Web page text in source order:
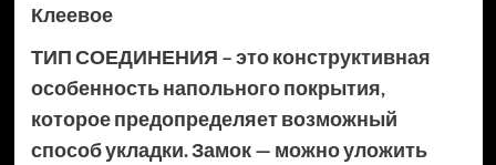
Клеевое
ТИП СОЕДИНЕНИЯ – это конструктивная
особенность напольного покрытия,
которое предопределяет возможный
способ укладки. Замок — можно уложить